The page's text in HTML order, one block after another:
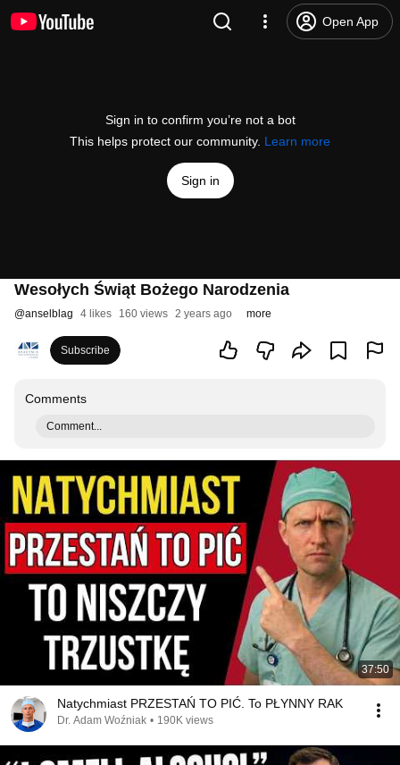
Open App
Sign in to confirm you’re not a bot
This helps protect our community. Learn more
Sign in
Wesołych Świąt Bożego Narodzenia
@anselblag 4 likes 160 views 2 years ago more
Subscribe
Comments
Comment...
37:50
Natychmiast PRZESTAŃ TO PIĆ. To PŁYNNY RAK
Dr. Adam Woźniak • 190K views